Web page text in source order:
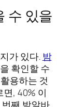
수 있을
가 있다. 밤
확인할 수
용하는 것
, 40% 이
째 밤알바